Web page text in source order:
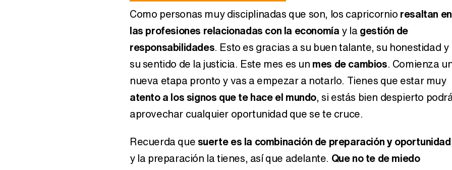
Como personas muy disciplinadas que son, los capricornio resaltan en
las profesiones relacionadas con la economía y la gestión de
responsabilidades. Esto es gracias a su buen talante, su honestidad y
su sentido de la justicia. Este mes es un mes de cambios. Comienza
nueva etapa pronto y vas a empezar a notarlo. Tienes que estar muy
atento a los signos que te hace el mundo, si estás bien despierto
aprovechar cualquier oportunidad que se te cruce.
Recuerda quesuerte es la combinación de preparación y oportunidad
y la preparación la tienes, así que adelante. Que no te de miedo
Horóscopo agosto 2014:
Sagitario Horóscopo 2018:
Capricornio